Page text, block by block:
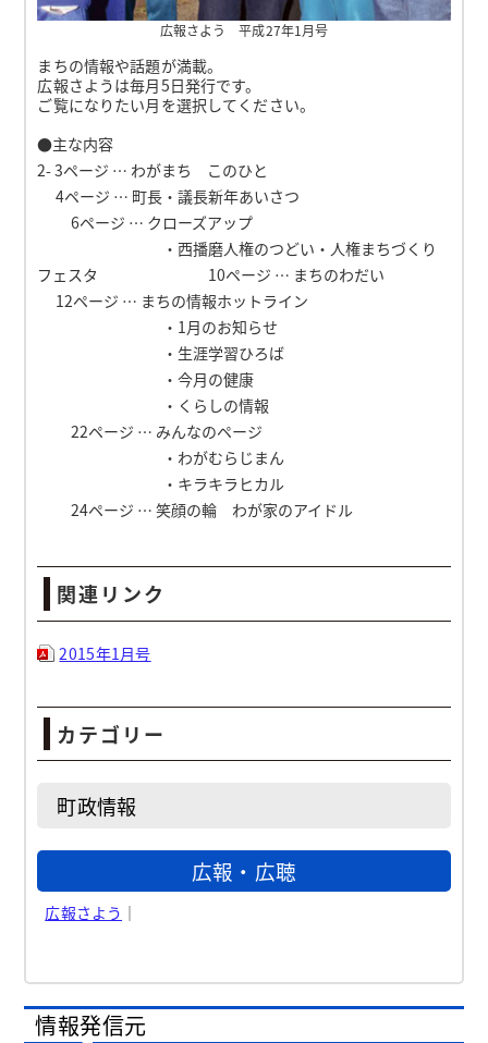
広報さよう 平成27年1月号
まちの情報や話題が満載。
広報さようは毎月5日発行です。
ご覧になりたい月を選択してください。
●主な内容
2- 3ページ … わがまち このひと
4ページ … 町長・議長新年あいさつ
6ページ … クローズアップ
・西播磨人権のつどい・人権まちづくり
フェスタ 10ページ … まちのわだい
12ページ … まちの情報ホットライン
・1月のお知らせ
・生涯学習ひろば
・今月の健康
・くらしの情報
22ページ … みんなのページ
・わがむらじまん
・キラキラヒカル
24ページ … 笑顔の輪 わが家のアイドル
関連リンク
2015年1月号
カテゴリー
町政情報
広報・広聴
広報さよう ｜
情報発信元